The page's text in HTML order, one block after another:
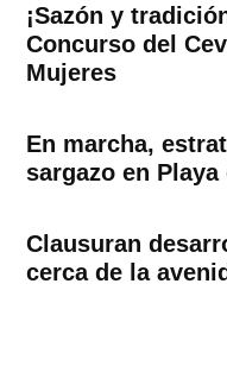
¡Sazón y
Concurso del
Mujeres
En marcha,
sargazo en Playa
Clausuran
cerca de la